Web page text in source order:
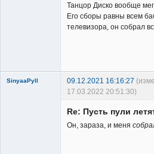
Танцор Диско вообще
Его сборы равны всем
телевизора, он собрал
SinyaaPyll 09.12.2021 16:16:27
17.03.2022 20:51:30)
Re: Пусть пули
Он, зараза, и меня